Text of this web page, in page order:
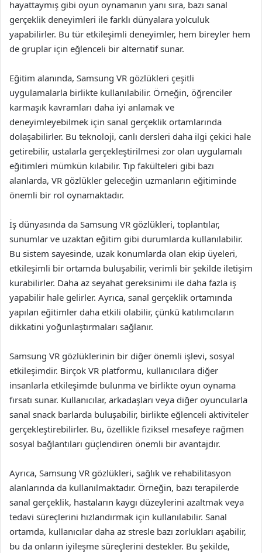
hayattaymış gibi oyun oynamanın yanı sıra, bazı sanal
gerçeklik deneyimleri ile farklı dünyalara yolculuk
yapabilirler. Bu tür etkileşimli deneyimler, hem bireyler hem
de gruplar için eğlenceli bir alternatif sunar.
Eğitim alanında, Samsung VR gözlükleri çeşitli
uygulamalarla birlikte kullanılabilir. Örneğin, öğrenciler
karmaşık kavramları daha iyi anlamak ve
deneyimleyebilmek için sanal gerçeklik ortamlarında
dolaşabilirler. Bu teknoloji, canlı dersleri daha ilgi çekici hale
getirebilir, ustalarla gerçekleştirilmesi zor olan uygulamalı
eğitimleri mümkün kılabilir. Tıp fakülteleri gibi bazı
alanlarda, VR gözlükler geleceğin uzmanların eğitiminde
önemli bir rol oynamaktadır.
İş dünyasında da Samsung VR gözlükleri, toplantılar,
sunumlar ve uzaktan eğitim gibi durumlarda kullanılabilir.
Bu sistem sayesinde, uzak konumlarda olan ekip üyeleri,
etkileşimli bir ortamda buluşabilir, verimli bir şekilde iletişim
kurabilirler. Daha az seyahat gereksinimi ile daha fazla iş
yapabilir hale gelirler. Ayrıca, sanal gerçeklik ortamında
yapılan eğitimler daha etkili olabilir, çünkü katılımcıların
dikkatini yoğunlaştırmaları sağlanır.
Samsung VR gözlüklerinin bir diğer önemli işlevi, sosyal
etkileşimdir. Birçok VR platformu, kullanıcılara diğer
insanlarla etkileşimde bulunma ve birlikte oyun oynama
fırsatı sunar. Kullanıcılar, arkadaşları veya diğer oyuncularla
sanal snack barlarda buluşabilir, birlikte eğlenceli aktiviteler
gerçekleştirebilirler. Bu, özellikle fiziksel mesafeye rağmen
sosyal bağlantıları güçlendiren önemli bir avantajdır.
Ayrıca, Samsung VR gözlükleri, sağlık ve rehabilitasyon
alanlarında da kullanılmaktadır. Örneğin, bazı terapilerde
sanal gerçeklik, hastaların kaygı düzeylerini azaltmak veya
tedavi süreçlerini hızlandırmak için kullanılabilir. Sanal
ortamda, kullanıcılar daha az stresle bazı zorlukları aşabilir,
bu da onların iyileşme süreçlerini destekler. Bu şekilde,